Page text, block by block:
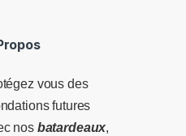
vous des
futures
nos batardeaux,